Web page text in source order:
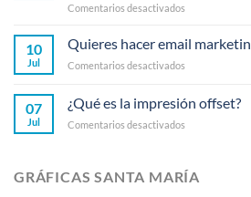
Comentarios desactivados
ejemplos
de
ambient
que
barreras
10
Jul
Quieres hacer email
Comentarios desactivados
email
marketing,
consejos
07
Jul
¿Qué es la impresión offset?
Comentarios desactivados
la
impresión
GRÁFICAS SANTA MARÍA